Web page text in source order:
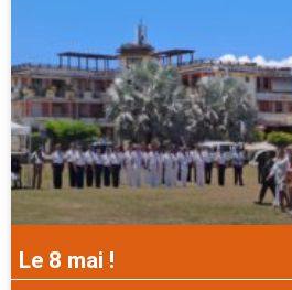
Le 8 mai !